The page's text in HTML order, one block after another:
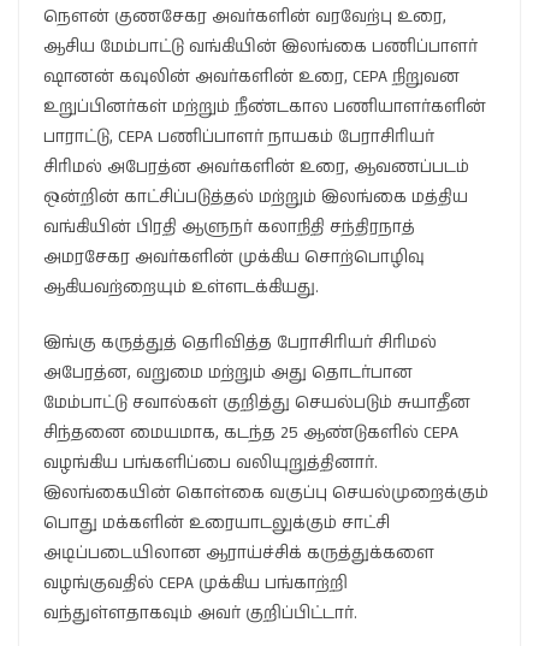
நெளன் குணசேகர அவர்களின் வரவேற்பு உரை,
ஆசிய மேம்பாட்டு வங்கியின் இலங்கை பணிப்பாளர்
ஷானன் கவுலின் அவர்களின் உரை, CEPA நிறுவன
உறுப்பினர்கள் மற்றும் நீண்டகால பணியாளர்களின்
பாராட்டு, CEPA பணிப்பாளர் நாயகம் பேராசிரியர்
சிரிமல் அபேரத்ன அவர்களின் உரை, ஆவணப்படம்
ஒன்றின் காட்சிப்படுத்தல் மற்றும் இலங்கை மத்திய
வங்கியின் பிரதி ஆளுநர் கலாநிதி சந்திரநாத்
அமரசேகர அவர்களின் முக்கிய சொற்பொழிவு
ஆகியவற்றையும் உள்ளடக்கியது.
இங்கு கருத்துத் தெரிவித்த பேராசிரியர் சிரிமல்
அபேரத்ன, வறுமை மற்றும் அது தொடர்பான
மேம்பாட்டு சவால்கள் குறித்து செயல்படும் சுயாதீன
சிந்தனை மையமாக, கடந்த 25 ஆண்டுகளில் CEPA
வழங்கிய பங்களிப்பை வலியுறுத்தினார்.
இலங்கையின் கொள்கை வகுப்பு செயல்முறைக்கும்
பொது மக்களின் உரையாடலுக்கும் சாட்சி
அடிப்படையிலான ஆராய்ச்சிக் கருத்துக்களை
வழங்குவதில் CEPA முக்கிய பங்காற்றி
வந்துள்ளதாகவும் அவர் குறிப்பிட்டார்.